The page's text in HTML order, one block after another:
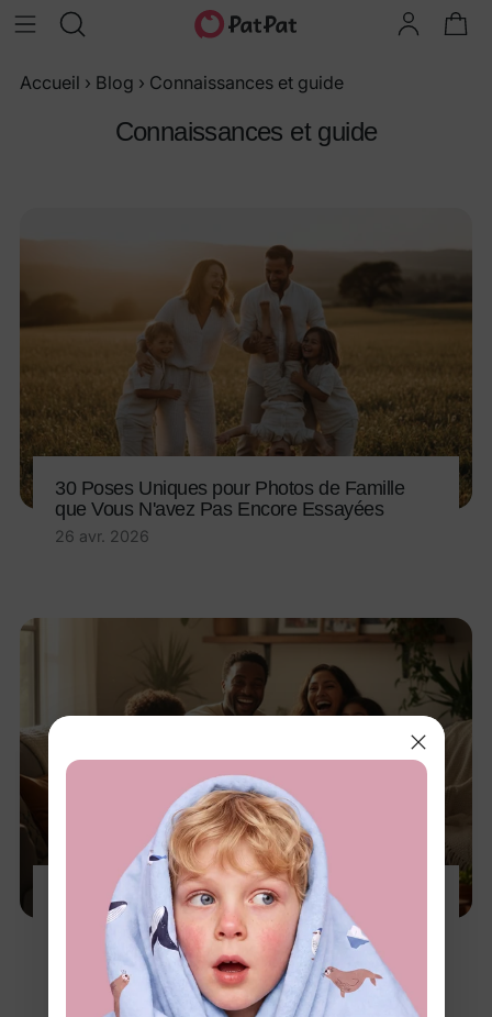
Accueil › Blog › Connaissances et guide
Connaissances et guide
30 Poses Uniques pour Photos de Famille
que Vous N'avez Pas Encore Essayées
26 avr. 2026
10 idées de photos de famille spontanées qui
capturent la vraie vie
9 avr. 2026